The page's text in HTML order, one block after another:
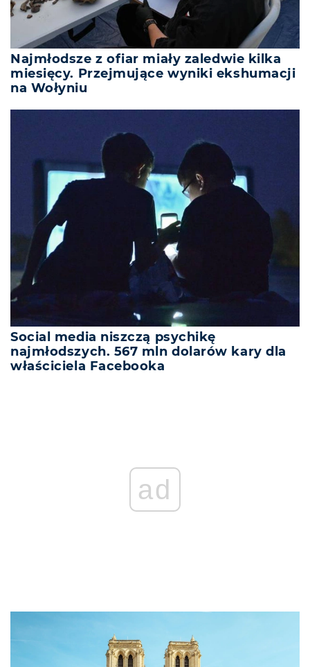
Najmłodsze z ofiar miały zaledwie kilka
miesięcy. Przejmujące wyniki ekshumacji
na Wołyniu
Social media niszczą psychikę
najmłodszych. 567 mln dolarów kary dla
właściciela Facebooka
ad